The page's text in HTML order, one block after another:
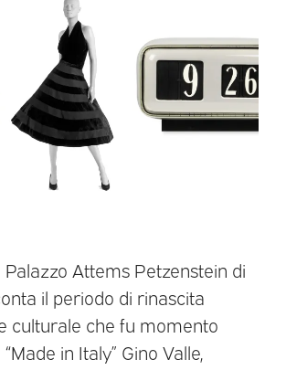
Attems Petzenstein di
il periodo di rinascita
culturale che fu momento
in Italy” Gino Valle,